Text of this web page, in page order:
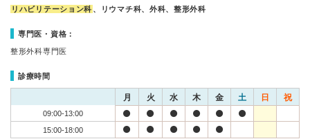
リハビリテーション科 、リウマチ科、外科、整形外科
専門医・資格：
整形外科専門医
診療時間
月 火 水 木 金 土 日 祝
09:00-13:00
15:00-18:00